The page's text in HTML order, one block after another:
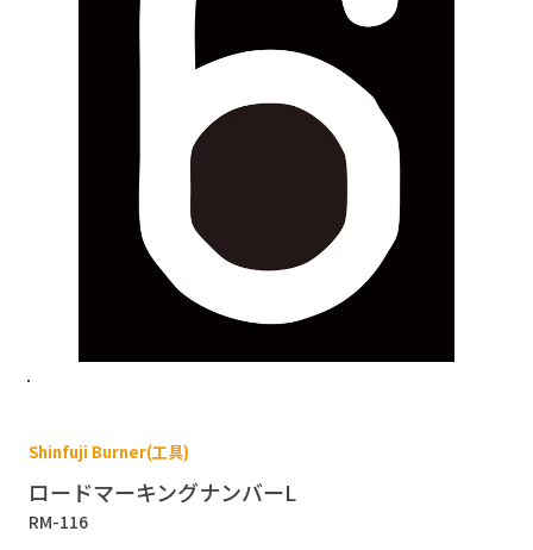
Shinfuji Burner(工具)
ロードマーキングナンバーL
RM-116